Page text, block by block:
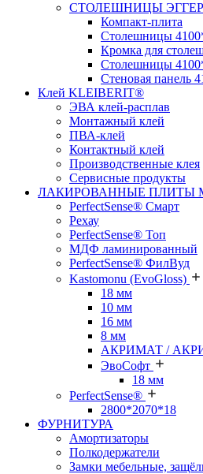
СТОЛЕШНИЦЫ ЭГГЕР
Компакт-плита
Столешницы
Кромка для
Столешницы
Стеновая панель
Клей KLEIBERIT®
ЭВА клей-расплав
Монтажный клей
ПВА-клей
Контактный клей
Производственные клея
Сервисные продукты
ЛАКИРОВАННЫЕ ПЛИТЫ
PerfectSense® Смарт
Рехау
PerfectSense® Топ
МДФ ламинированный
PerfectSense® ФилВуд
Kastomonu (EvoGloss)
18 мм
10 мм
16 мм
8 мм
АКРИМАТ /
ЭвоСофт
18 мм
PerfectSense®
2800*2070*18
ФУРНИТУРА
Амортизаторы
Полкодержатели
Замки мебельные,